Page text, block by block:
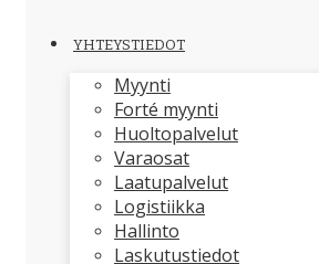
YHTEYSTIEDOT
Myynti
Forté myynti
Huoltopalvelut
Varaosat
Laatupalvelut
Logistiikka
Hallinto
Laskutustiedot